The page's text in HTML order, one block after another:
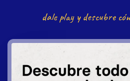
dale play y descubre